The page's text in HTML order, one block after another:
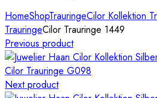
HomeShopTrauringeCilor Kollektion
TrauringeCilor Trauringe 1449
Previous product
Cilor Trauringe G098
Next product